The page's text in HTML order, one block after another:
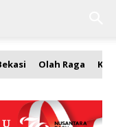
Olah Raga